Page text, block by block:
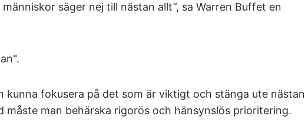
säger nej till nästan allt”, sa Warren Buffet en
kunna fokusera på det som är viktigt och stänga ute nästan
måste man behärska rigorös och hänsynslös prioritering.